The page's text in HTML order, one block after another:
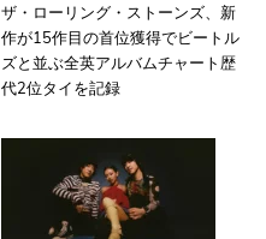
ザ・ローリング・ストーンズ、新
作が15作目の首位獲得でビートル
ズと並ぶ全英アルバムチャート歴
代2位タイを記録